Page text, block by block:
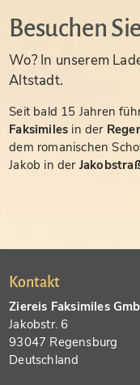
Besuchen
Wo? In unserem
Altstadt.
Seit bald 15 Jahren
Faksimiles in der
dem romanischen
Jakob in der
Kontakt
Ziereis Faksimiles
Jakobstr. 6
93047 Regensburg
Deutschland